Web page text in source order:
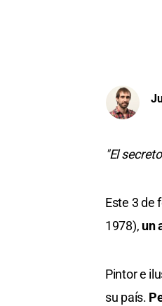
"El
Este 3 de
1978), un
Pintor e
su país.